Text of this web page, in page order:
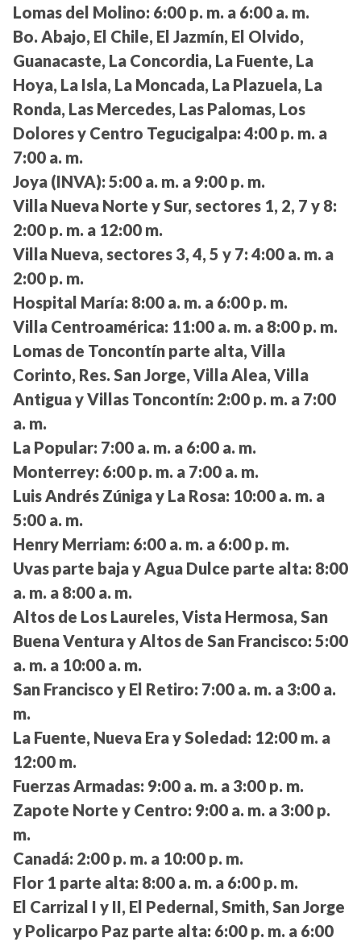
Lomas del Molino: 6:00 p. m. a 6:00 a. m.
Bo. Abajo, El Chile, El Jazmín, El Olvido,
Guanacaste, La Concordia, La Fuente, La
Hoya, La Isla, La Moncada, La Plazuela, La
Ronda, Las Mercedes, Las Palomas, Los
Dolores y Centro Tegucigalpa: 4:00 p. m. a
7:00 a. m.
Joya (INVA): 5:00 a. m. a 9:00 p. m.
Villa Nueva Norte y Sur, sectores 1, 2, 7 y 8:
2:00 p. m. a 12:00 m.
Villa Nueva, sectores 3, 4, 5 y 7: 4:00 a. m. a
2:00 p. m.
Hospital María: 8:00 a. m. a 6:00 p. m.
Villa Centroamérica: 11:00 a. m. a 8:00 p. m.
Lomas de Toncontín parte alta, Villa
Corinto, Res. San Jorge, Villa Alea, Villa
Antigua y Villas Toncontín: 2:00 p. m. a 7:00
a. m.
La Popular: 7:00 a. m. a 6:00 a. m.
Monterrey: 6:00 p. m. a 7:00 a. m.
Luis Andrés Zúniga y La Rosa: 10:00 a. m. a
5:00 a. m.
Henry Merriam: 6:00 a. m. a 6:00 p. m.
Uvas parte baja y Agua Dulce parte alta: 8:00
a. m. a 8:00 a. m.
Altos de Los Laureles, Vista Hermosa, San
Buena Ventura y Altos de San Francisco: 5:00
a. m. a 10:00 a. m.
San Francisco y El Retiro: 7:00 a. m. a 3:00 a.
m.
La Fuente, Nueva Era y Soledad: 12:00 m. a
12:00 m.
Fuerzas Armadas: 9:00 a. m. a 3:00 p. m.
Zapote Norte y Centro: 9:00 a. m. a 3:00 p.
m.
Canadá: 2:00 p. m. a 10:00 p. m.
Flor 1 parte alta: 8:00 a. m. a 6:00 p. m.
El Carrizal I y II, El Pedernal, Smith, San Jorge
y Policarpo Paz parte alta: 6:00 p. m. a 6:00